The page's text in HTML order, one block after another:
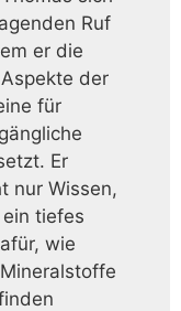
Ruf
er die
der
für
Er
nur Wissen,
tiefes
wie